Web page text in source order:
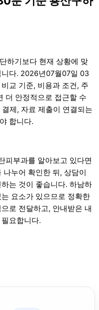
하기보다 현재 상황에 맞
다. 2026년07월07일 03
교 기준, 비용과 조건, 주
더 안정적으로 접근할 수
제, 자료 제출이 연결되는
합니다.
피부과를 알아보고 있다면
누어 확인한 뒤, 상담이
는 것이 좋습니다. 하남하
요소가 있으므로 정확한
로 전달하고, 안내받은 내
요합니다.